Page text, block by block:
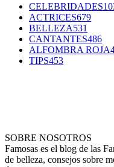
CELEBRIDADES
ACTRICES679
BELLEZA531
CANTANTES486
ALFOMBRA ROJA
TIPS453
SOBRE NOSOTROS
Famosas es el blog de las
de belleza, consejos sobre